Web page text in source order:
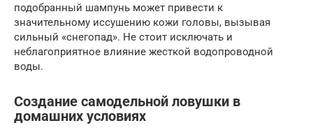
подобранный шампунь может привести к
значительному иссушению кожи головы, вызывая
сильный «снегопад». Не стоит исключать и
неблагоприятное влияние жесткой водопроводной
воды.
Создание самодельной ловушки в
домашних условиях